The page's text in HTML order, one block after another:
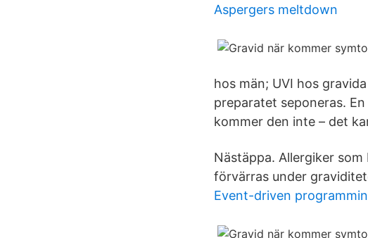
Aspergers meltdown
hos män; UVI hos
preparatet seponeras.
kommer den inte – det
Nästäppa. Allergiker
förvärras under
Event-driven